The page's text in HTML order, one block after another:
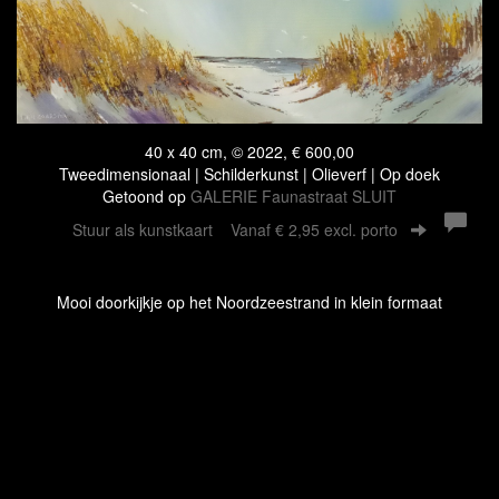
40 x 40 cm, © 2022, € 600,00
Tweedimensionaal | Schilderkunst | Olieverf | Op doek
Getoond op GALERIE Faunastraat SLUIT
Stuur als kunstkaart Vanaf € 2,95 excl. porto
Mooi doorkijkje op het Noordzeestrand in klein formaat